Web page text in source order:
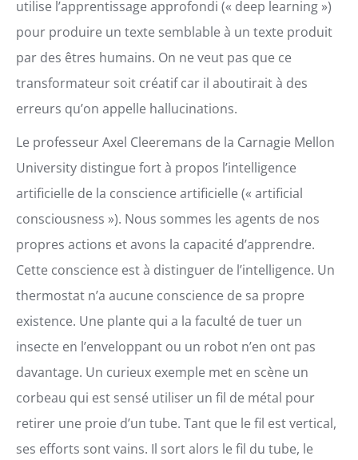
utilise l’apprentissage approfondi (« deep learning »)
pour produire un texte semblable à un texte produit
par des êtres humains. On ne veut pas que ce
transformateur soit créatif car il aboutirait à des
erreurs qu’on appelle hallucinations.
Le professeur Axel Cleeremans de la Carnagie Mellon
University distingue fort à propos l’intelligence
artificielle de la conscience artificielle (« artificial
consciousness »). Nous sommes les agents de nos
propres actions et avons la capacité d’apprendre.
Cette conscience est à distinguer de l’intelligence. Un
thermostat n’a aucune conscience de sa propre
existence. Une plante qui a la faculté de tuer un
insecte en l’enveloppant ou un robot n’en ont pas
davantage. Un curieux exemple met en scène un
corbeau qui est sensé utiliser un fil de métal pour
retirer une proie d’un tube. Tant que le fil est vertical,
ses efforts sont vains. Il sort alors le fil du tube, le